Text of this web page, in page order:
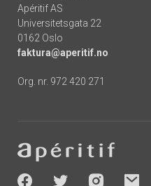
Apéritif AS
Universitetsgata 22
0162 Oslo
faktura@aperitif.no
Org. nr. 972 420 271
-